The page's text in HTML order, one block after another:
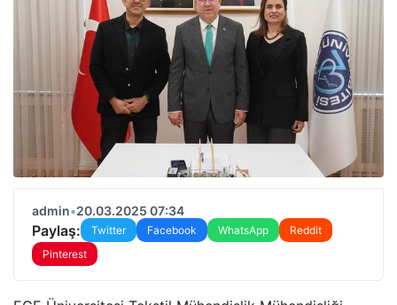
admin•20.03.2025 07:34
Paylaş: Twitter Facebook WhatsApp
Reddit
Pinterest